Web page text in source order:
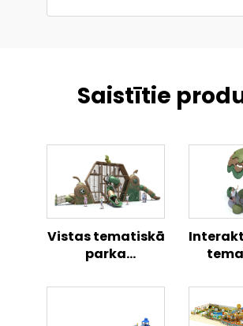
Saistītie
Vistas tematiskā
parka
komplekts, āra
āra